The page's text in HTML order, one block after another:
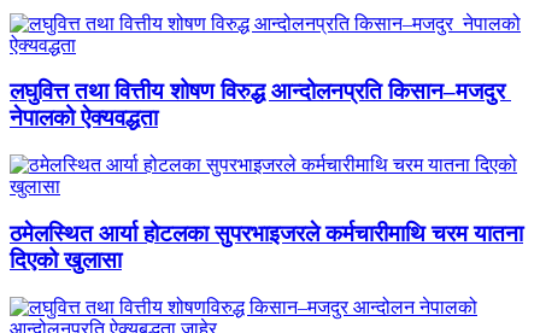
लघुवित्त तथा वित्तीय शोषण विरुद्ध आन्दोलनप्रति किसान–मजदुर
नेपालको ऐक्यवद्धता
ठमेलस्थित आर्या होटलका सुपरभाइजरले कर्मचारीमाथि चरम यातना
दिएको खुलासा